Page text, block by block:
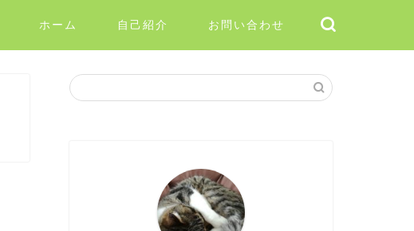
ホーム 自己紹介 お問い合わせ